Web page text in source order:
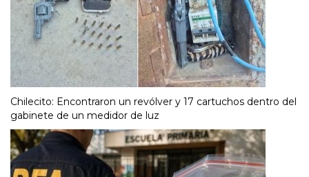
Chilecito: Encontraron un revólver y 17 cartuchos dentro del
gabinete de un medidor de luz